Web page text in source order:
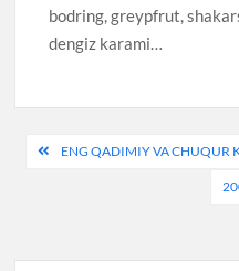
bodring, greypfrut,
dengiz karami…
PostENG QADIMIY VA CHUQUR